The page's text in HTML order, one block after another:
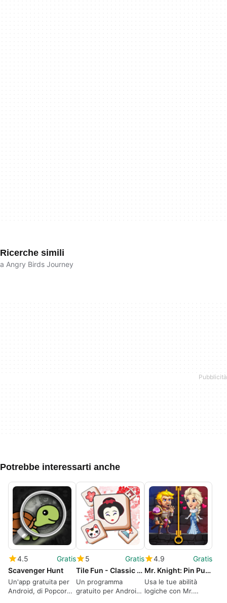
Ricerche simili
a Angry Birds Journey
Potrebbe interessarti anche
4.5
Gratis
Scavenger Hunt
Un'app gratuita per
Android, di Popcore
5
Gratis
Tile Fun - Classic Triple Matching Puzzle Game
Un programma
gratuito per Android,
4.9
Gratis
Mr. Knight: Pin Puzzles
Usa le tue abilità
logiche con Mr.